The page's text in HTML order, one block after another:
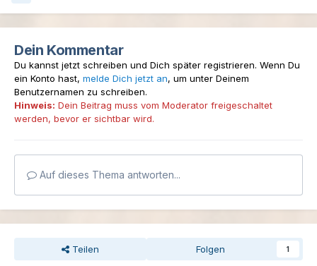
Dein Kommentar
Du kannst jetzt schreiben und Dich später registrieren. Wenn Du
ein Konto hast, melde Dich jetzt an, um unter Deinem
Benutzernamen zu schreiben.
Hinweis: Dein Beitrag muss vom Moderator freigeschaltet
werden, bevor er sichtbar wird.
Auf dieses Thema antworten...
Teilen Folgen 1